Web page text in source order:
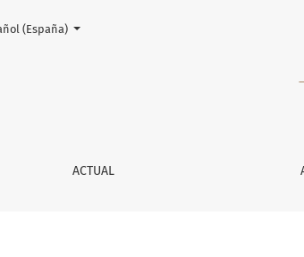
Vidal, De brazo en brazo. 25 abrazos del
ACTUAL
el idioma. El actual es:
(España)